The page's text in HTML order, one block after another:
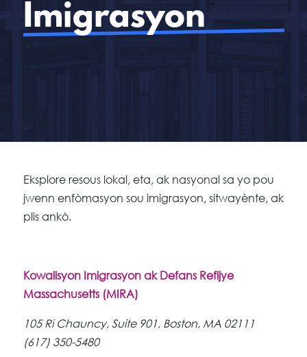
Imigrasyon
Eksplore resous lokal, eta, ak nasyonal sa yo pou
jwenn enfòmasyon sou imigrasyon, sitwayènte, ak
plis ankò.
Kowalisyon Imigrasyon ak Defans Refijye
Massachusetts (MIRA)
105 Ri Chauncy, Suite 901, Boston, MA 02111
(617) 350-5480